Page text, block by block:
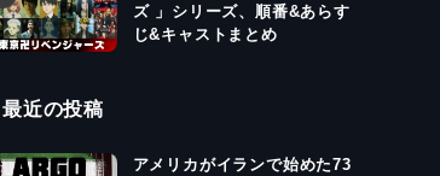
ズ 」シリーズ、順番&あらす
じ&キャストまとめ
最近の投稿
アメリカがイランで始めた73